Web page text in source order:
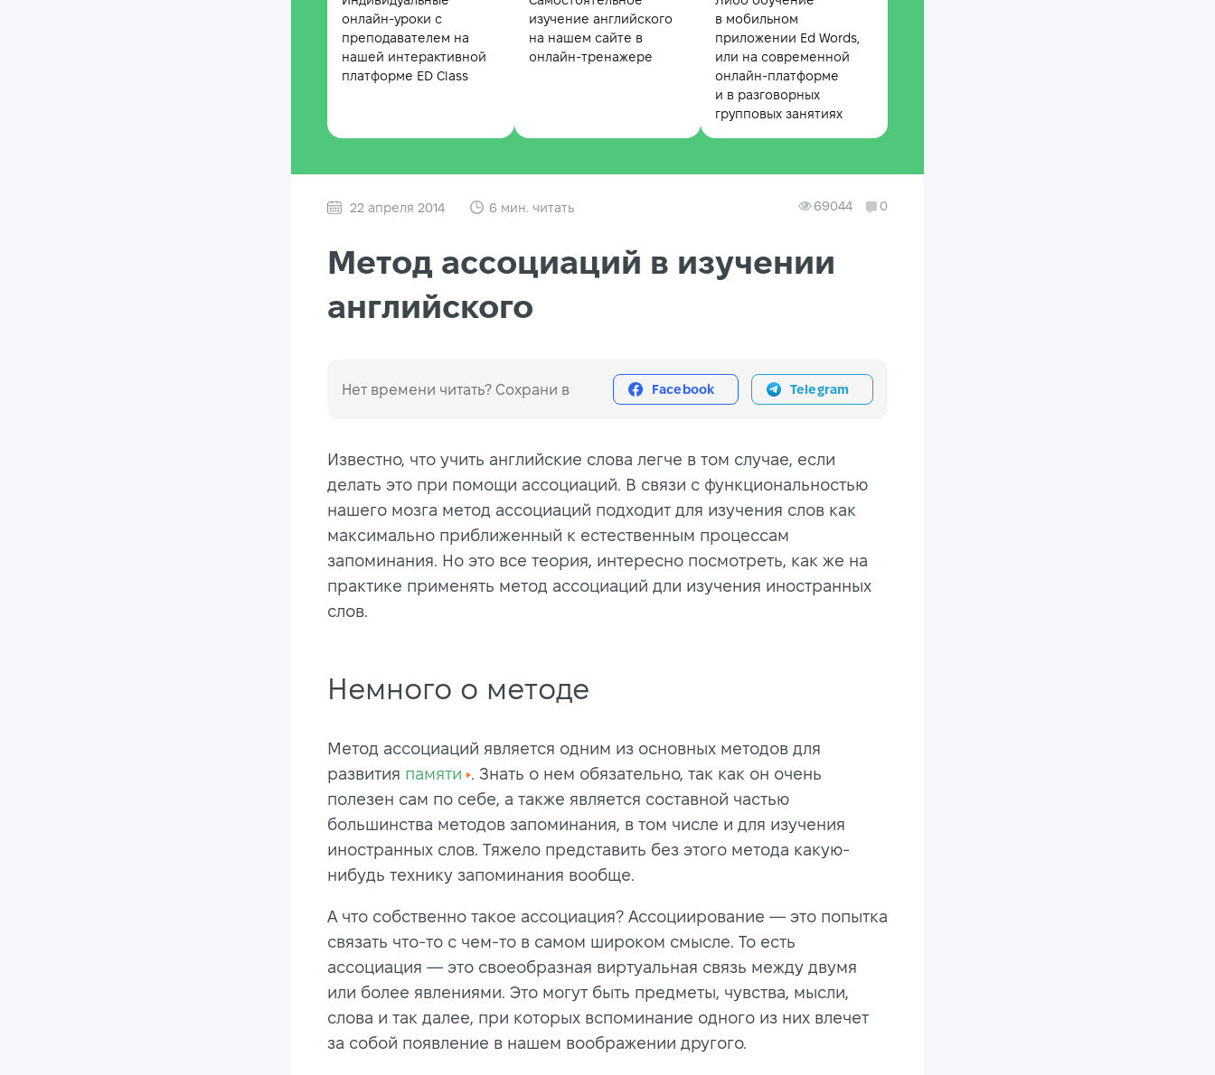
онлайн-уроки с
преподавателем на
нашей интерактивной
платформе ED Class
изучение английского
на нашем сайте в
онлайн-тренажере
в мобильном
приложении Ed Words,
или на современной
онлайн-платформе
и в разговорных
групповых занятиях
22 апреля 2014 6 мин. читать 69044 0
Метод ассоциаций в изучении
английского
Нет времени читать? Сохрани в Facebook Telegram
Известно, что учить английские слова легче в том случае, если
делать это при помощи ассоциаций. В связи с функциональностью
нашего мозга метод ассоциаций подходит для изучения слов как
максимально приближенный к естественным процессам
запоминания. Но это все теория, интересно посмотреть, как же на
практике применять метод ассоциаций дли изучения иностранных
слов.
Немного о методе
Метод ассоциаций является одним из основных методов для
развития памяти
. Знать о нем обязательно, так как он очень
полезен сам по себе, а также является составной частью
большинства методов запоминания, в том числе и для изучения
иностранных слов. Тяжело представить без этого метода какую-
нибудь технику запоминания вообще.
А что собственно такое ассоциация? Ассоциирование — это попытка
связать что-то с чем-то в самом широком смысле. То есть
ассоциация — это своеобразная виртуальная связь между двумя
или более явлениями. Это могут быть предметы, чувства, мысли,
слова и так далее, при которых вспоминание одного из них влечет
за собой появление в нашем воображении другого.